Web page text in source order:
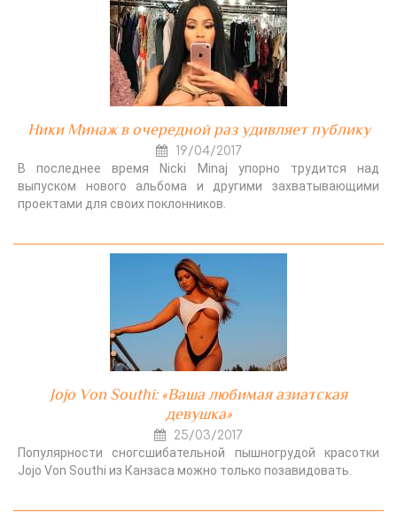
Ники Минаж в очередной раз удивляет публику
19/04/2017
В последнее время Nicki Minaj упорно трудится над
выпуском нового альбома и другими захватывающими
проектами для своих поклонников.
Jojo Von Southi: «Ваша любимая азиатская
девушка»
25/03/2017
Популярности сногсшибательной пышногрудой красотки
Jojo Von Southi из Канзаса можно только позавидовать.